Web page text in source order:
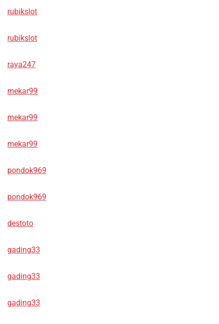
rubikslot
rubikslot
raya247
mekar99
mekar99
mekar99
pondok969
pondok969
destoto
gading33
gading33
gading33